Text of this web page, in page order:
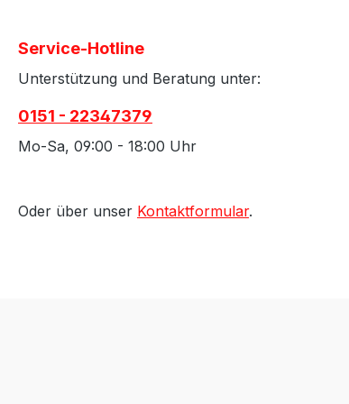
Service-Hotline
Unterstützung und Beratung unter:
0151 - 22347379
Mo-Sa, 09:00 - 18:00 Uhr
Oder über unser Kontaktformular.